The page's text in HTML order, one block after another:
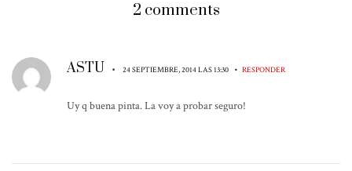
2 comments
ASTU • 24 SEPTIEMBRE, 2014 LAS 13:30 • RESPONDER
Uy q buena pinta. La voy a probar seguro!